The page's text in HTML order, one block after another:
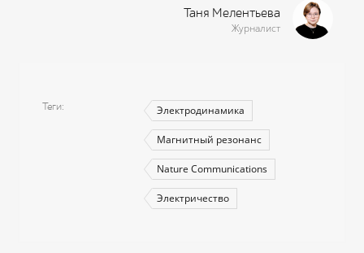
Таня Мелентьева
Журналист
Теги Электродинамика
Магнитный резонанс
Nature Communications
Электричество